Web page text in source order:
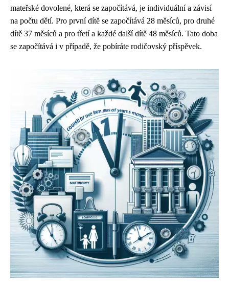
mateřské dovolené, která se započítává, je individuální a závisí
na počtu dětí. Pro první dítě se započítává 28 měsíců, pro druhé
dítě 37 měsíců a pro třetí a každé další dítě 48 měsíců. Tato doba
se započítává i v případě, že pobíráte rodičovský příspěvek.